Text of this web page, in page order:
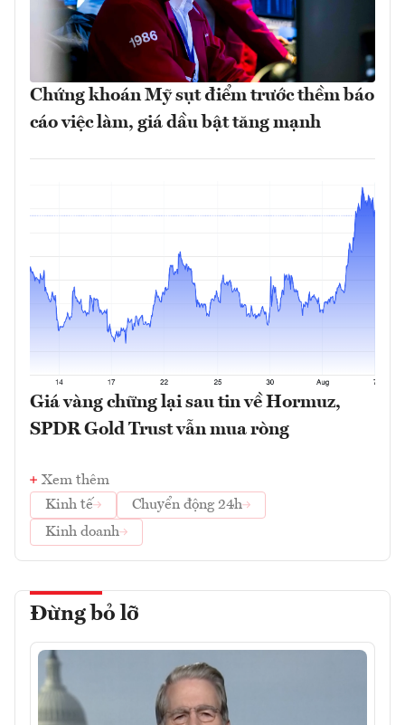
Chứng khoán Mỹ sụt điểm trước thềm báo
cáo việc làm, giá dầu bật tăng mạnh
Giá vàng chững lại sau tin về Hormuz,
SPDR Gold Trust vẫn mua ròng
Xem thêm
Kinh tế
Chuyển động 24h
Kinh doanh
Đừng bỏ lỡ